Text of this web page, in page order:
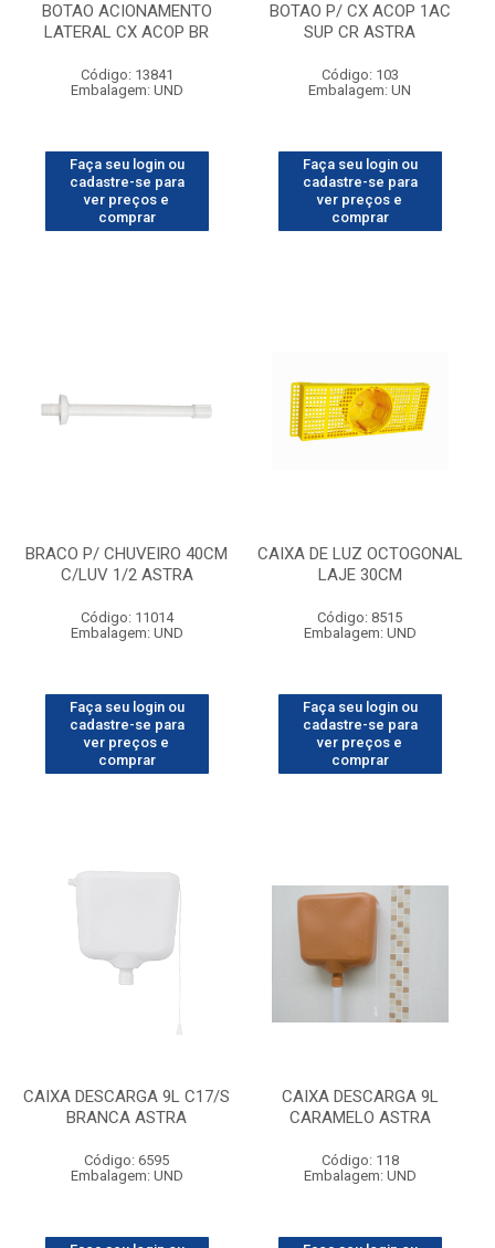
BOTAO ACIONAMENTO
LATERAL CX ACOP BR
Código: 13841
Embalagem: UND
Faça seu login ou
cadastre-se para
ver preços e
comprar
BOTAO P/ CX ACOP 1AC
SUP CR ASTRA
Código: 103
Embalagem: UN
Faça seu login ou
cadastre-se para
ver preços e
comprar
BRACO P/ CHUVEIRO 40CM
C/LUV 1/2 ASTRA
Código: 11014
Embalagem: UND
Faça seu login ou
cadastre-se para
ver preços e
comprar
CAIXA DE LUZ OCTOGONAL
LAJE 30CM
Código: 8515
Embalagem: UND
Faça seu login ou
cadastre-se para
ver preços e
comprar
CAIXA DESCARGA 9L C17/S
BRANCA ASTRA
Código: 6595
Embalagem: UND
CAIXA DESCARGA 9L
CARAMELO ASTRA
Código: 118
Embalagem: UND